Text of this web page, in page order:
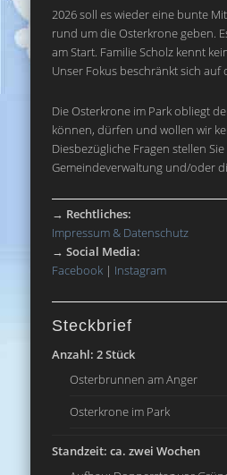
2026 soll es wieder eine bunte
rund um die Osterkrone geben.
am Start. Familie Scholz kennt
Unser Fokus beschränkt sich auf
Die Osterkrone im Park obliegt
können, dürfen und wollen wir
Diesbezügliche Fragen stellen
Gemeindeverwaltung und/oder
→ Rechtliches:
Impressum & Datenschutz
→Social Media:
Facebook | Instagram
Steckbrief
Anzahl: 2 Stück
Osterbrunnen am Anger
Osterkrone im Park
Standzeit: ca. zwei Wochen